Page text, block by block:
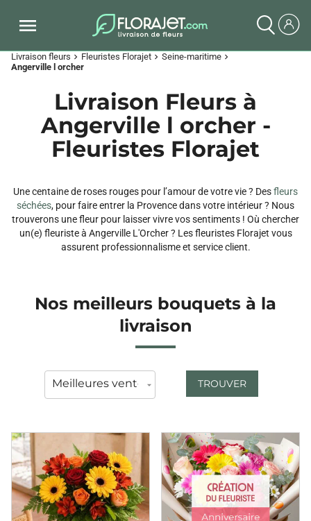
Livraison fleurs chevron_right Fleuristes Florajet chevron_right Seine-maritime chevron_right
Angerville l orcher
Livraison Fleurs à
Angerville l orcher -
Fleuristes Florajet
Une centaine de roses rouges pour l’amour de votre vie ? Desfleurs
séchées, pour faire entrer la Provence dans votre intérieur ? Nous
trouverons une fleur pour laisser vivre vos sentiments ! Où chercher
un(e) fleuriste à Angerville L'Orcher ? Les fleuristes Florajet vous
assurent professionnalisme et service client.
Nos meilleurs bouquets à la
livraison
TROUVER